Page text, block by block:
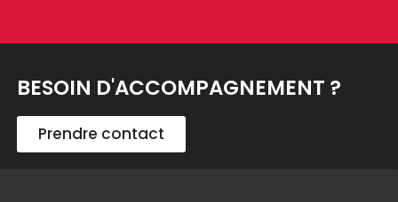
BESOIN D'ACCOMPAGNEMENT ?
Prendre contact